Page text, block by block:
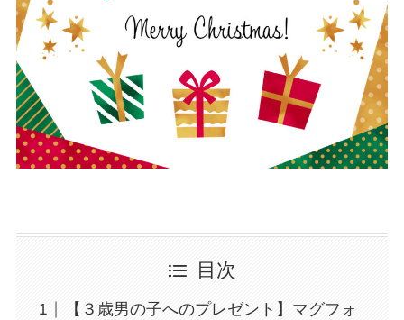
目次
【３歳男の子へのプレゼント】マグフォ